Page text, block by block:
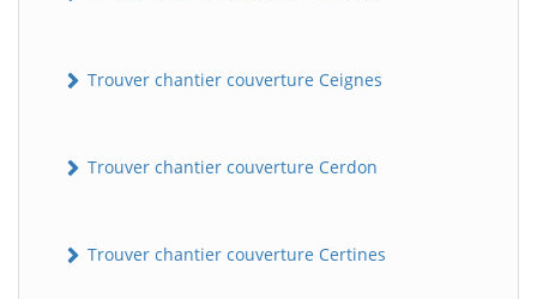
Trouver chantier couverture Ceignes
Trouver chantier couverture Cerdon
Trouver chantier couverture Certines